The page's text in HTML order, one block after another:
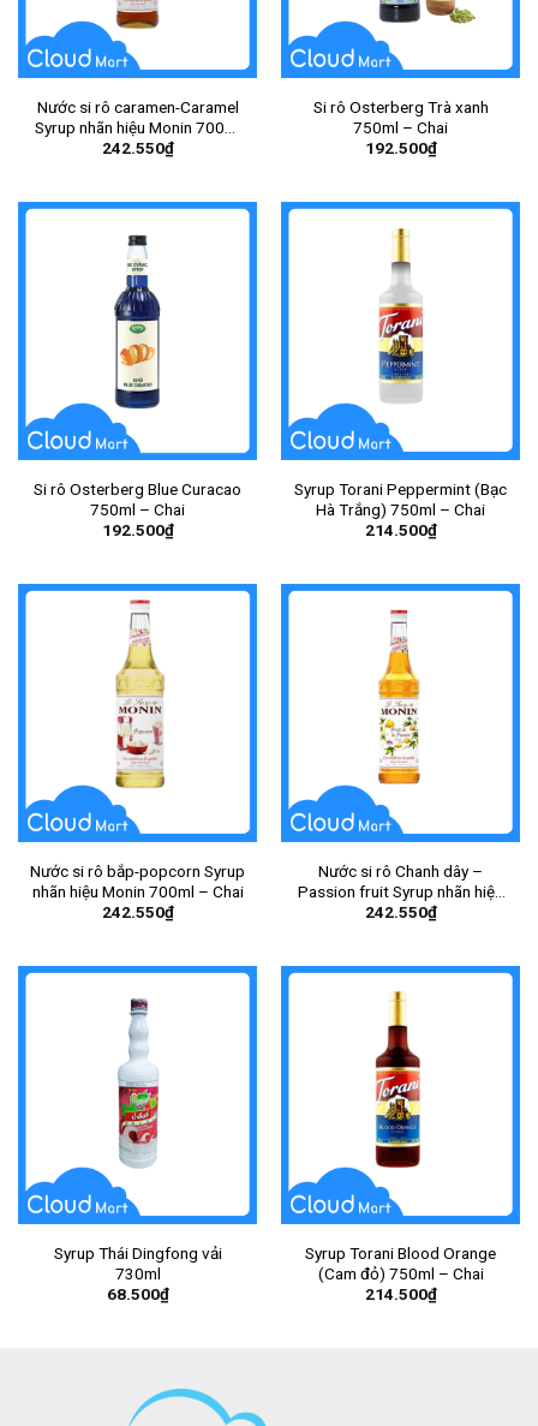
Nước si rô caramen-Caramel
Syrup nhãn hiệu Monin 700ml
– Chai
242.550₫
Si rô Osterberg Trà xanh
750ml – Chai
192.500₫
Si rô Osterberg Blue Curacao
750ml – Chai
192.500₫
Syrup Torani Peppermint (Bạc
Hà Trắng) 750ml – Chai
214.500₫
Nước si rô bắp-popcorn Syrup
nhãn hiệu Monin 700ml – Chai
242.550₫
Nước si rô Chanh dây –
Passion fruit Syrup nhãn hiệu
Monin 700ml – Chai
242.550₫
Syrup Thái Dingfong vải
730ml
68.500₫
Syrup Torani Blood Orange
(Cam đỏ) 750ml – Chai
214.500₫